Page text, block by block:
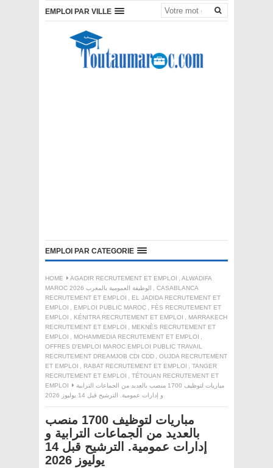
EMPLOI PAR VILLE
EMPLOI PAR CATEGORIE
HOME AGADIR RECRUTEMENT ET EMPLOI , ALWADIFA
MAROC 2026 الوظيفة العمومية بالمغرب
, CASABLANCA
RECRUTEMENT ET EMPLOI , EL JADIDA RECRUTEMENT ET
EMPLOI , EMPLOI PUBLIC MAROC , FÈS RECRUTEMENT ET
EMPLOI , KÉNITRA RECRUTEMENT ET EMPLOI , MARRAKECH
RECRUTEMENT ET EMPLOI , MEKNÈS RECRUTEMENT ET
EMPLOI , MOHAMMEDIA RECRUTEMENT ET EMPLOI ,
OFFRES D'EMPLOI MAROC EMPLOI PUBLIC TRAVAIL
RECRUTEMENT DREAMJOB CDI CDD , OUJDA RECRUTEMENT
ET EMPLOI , RABAT RECRUTEMENT ET EMPLOI , TANGER
RECRUTEMENT ET EMPLOI , TÉTOUAN RECRUTEMENT ET
EMPLOI
مباريات لتوظيف 1700 منصب بالعديد من الجماعات الترابية
و إدارات عمومية. الترشيح قبل 14 يوليوز 2026
مباريات لتوظيف 1700 منصب
بالعديد من الجماعات الترابية و
إدارات عمومية. الترشيح قبل 14
يوليوز 2026